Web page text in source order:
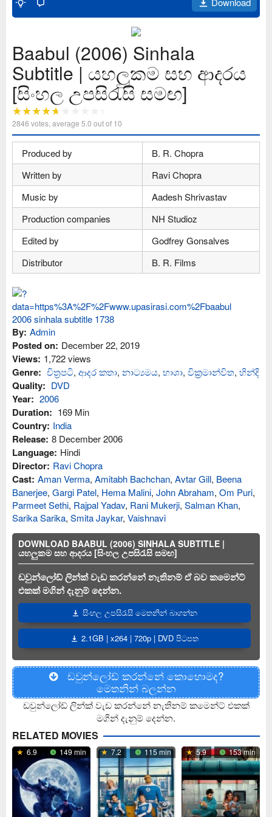
Baabul (2006) Sinhala
Subtitle | යහලුකම සහ ආදරය
[සිංහල උපසිරැසි සමඟ]
2846 votes, average 5.0 out of 10
Produced by
B. R. Chopra
Written by
Ravi Chopra
Music by
Aadesh Shrivastav
Production companies
NH Studioz
Edited by
Godfrey Gonsalves
Distributor
B. R. Films
By: Admin
Posted on: December 22, 2019
Views: 1,722 views
Genre: චිත්‍රපටි, ආද‍ර කතා, නාට්‍යමය, භාශා, වික්‍රමාන්විත, හින්දි
Quality: DVD
Year: 2006
Duration: 169 Min
Country: India
Release: 8 December 2006
Language: Hindi
Director: Ravi Chopra
Cast: Aman Verma, Amitabh Bachchan, Avtar Gill, Beena
Banerjee, Gargi Patel, Hema Malini, John Abraham, Om Puri,
Parmeet Sethi, Rajpal Yadav, Rani Mukerji, Salman Khan,
Sarika Sarika, Smita Jaykar, Vaishnavi
DOWNLOAD BAABUL (2006) SINHALA SUBTITLE |
යහලුකම සහ ආදරය [සිංහල උපසිරැසි සමඟ]
ඩවුන්ලෝඩ් ලින්ක් වැඩ කරන්නේ නැතිනම් ඒ බව කමෙන්ට්
එකක් මගින් දැනුම් දෙන්න.
සිංහල උපසිරැසි මෙතනින් බාගන්න
2.1GB | x264 | 720p | DVD පිටපත
ඩවුන්ලෝඩ් කරන්නේ කොහොමද?
මෙතනින් බලන්න
ඩවුන්ලෝඩ් ලින්ක් වැඩ කරන්නේ නැතිනම් කමෙන්ට් එකක්
මගින් දැනුම් දෙන්න.
RELATED MOVIES
6.9 149 min 7.2 115 min 5.9 153 min